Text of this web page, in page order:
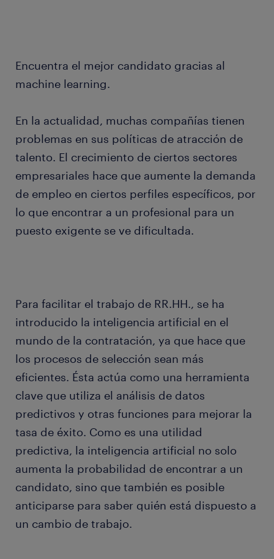
Encuentra el mejor candidato gracias al
machine learning.
En la actualidad, muchas compañías tienen
problemas en sus políticas de atracción de
talento. El crecimiento de ciertos sectores
empresariales hace que aumente la demanda
de empleo en ciertos perfiles específicos, por
lo que encontrar a un profesional para un
puesto exigente se ve dificultada.
Para facilitar el trabajo de RR.HH., se ha
introducido la inteligencia artificial en el
mundo de la contratación, ya que hace que
los procesos de selección sean más
eficientes. Ésta actúa como una herramienta
clave que utiliza el análisis de datos
predictivos y otras funciones para mejorar la
tasa de éxito. Como es una utilidad
predictiva, la inteligencia artificial no solo
aumenta la probabilidad de encontrar a un
candidato, sino que también es posible
anticiparse para saber quién está dispuesto a
un cambio de trabajo.